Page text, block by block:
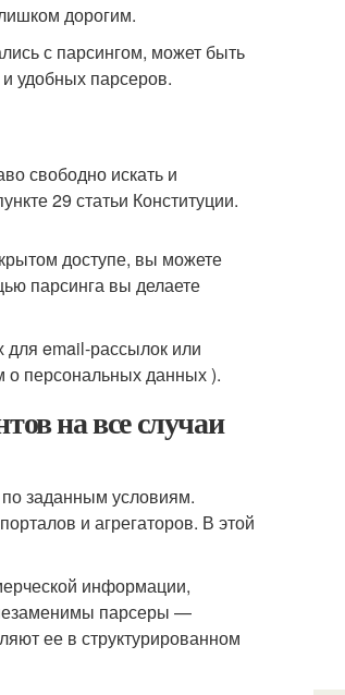
дорогим.
с парсингом, может быть
удобных парсеров.
свободно искать и
29 статьи Конституции.
доступе, вы можете
парсинга вы делаете
для email-рассылок или
о персональных данных ).
на все случаи
заданным условиям.
и агрегаторов. В этой
информации,
парсеры —
ее в структурированном